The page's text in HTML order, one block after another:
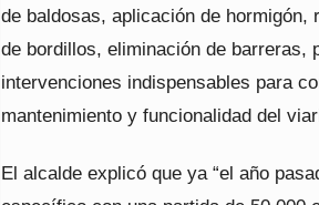
de baldosas, aplicación de
de bordillos, eliminación de barreras,
intervenciones indispensables para
mantenimiento y funcionalidad del
El alcalde explicó que ya “el año